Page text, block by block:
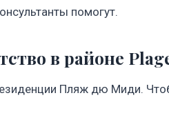
помогут.
в районе
Пляж дю Миди.